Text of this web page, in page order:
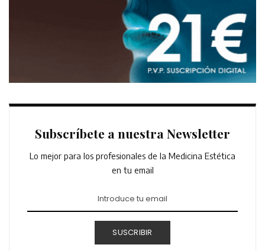
Subscríbete a nuestra Newsletter
Lo mejor para los profesionales de la Medicina Estética
en tu email
SUSCRIBIR